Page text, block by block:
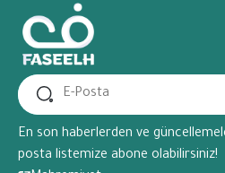
En son haberlerden ve
posta listemize abone olabilirsiniz!